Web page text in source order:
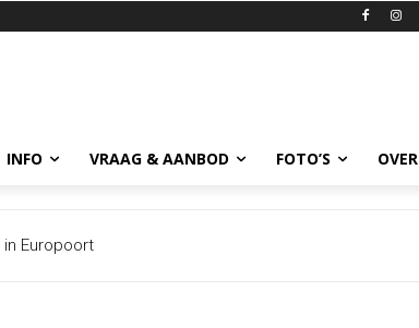
INFO VRAAG & AANBOD FOTO’S OVER
Clausplein: A4 vanuit Utrecht onbereikbaar [+video’s]